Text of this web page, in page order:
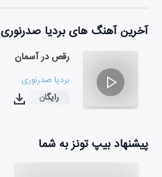
آخرین آهنگ های بردیا صدرنوری
رقص در آسمان
بردیا صدرنوری
۰۴:۴۹رایگان
پیشنهاد بیپ تونز به شما